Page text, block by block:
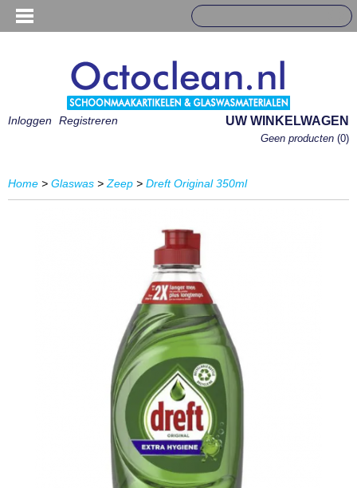
Inloggen Registreren UW WINKELWAGEN
Geen producten (0)
Home > Glaswas > Zeep > Dreft Original 350ml